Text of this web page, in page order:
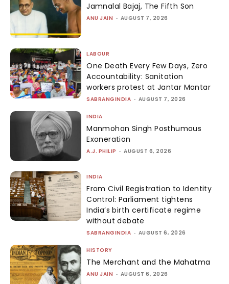
Jamnalal Bajaj, The Fifth Son
ANU JAIN - AUGUST 7, 2026
LABOUR
One Death Every Few Days, Zero
Accountability: Sanitation
workers protest at Jantar Mantar
SABRANGINDIA - AUGUST 7, 2026
INDIA
Manmohan Singh Posthumous
Exoneration
A.J. PHILIP - AUGUST 6, 2026
INDIA
From Civil Registration to Identity
Control: Parliament tightens
India’s birth certificate regime
without debate
SABRANGINDIA - AUGUST 6, 2026
HISTORY
The Merchant and the Mahatma
ANU JAIN - AUGUST 6, 2026